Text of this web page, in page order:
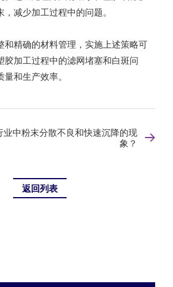
减少加工过程中的问题。
和精确的材料管理，实施上述策略可
胶加工过程中的滤网堵塞和白斑问
和生产效率。
业中粉末分散不良和快速沉降的现
象？
返回列表